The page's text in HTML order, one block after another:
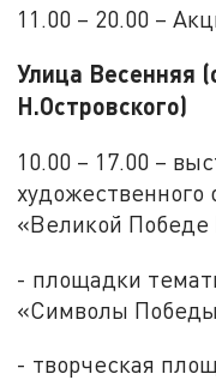
11.00 – 20.00 –
Улица Весенняя
Н.Островского)
10.00 – 17.00 –
«Великой
- площадки
«Символы
- творческая